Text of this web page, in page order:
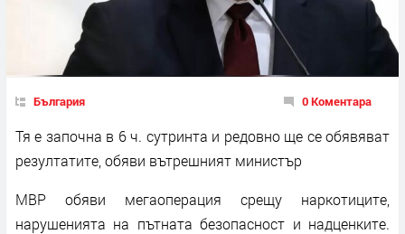
България 0 Коментара
Тя е започна в 6 ч. сутринта и редовно ще се обявяват
резултатите, обяви вътрешният министър
МВР обяви мегаоперация срещу наркотиците,
нарушенията на пътната безопасност и надценките.